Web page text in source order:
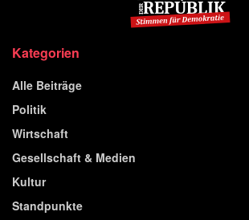
Kategorien
Alle Beiträge
Politik
Wirtschaft
Gesellschaft & Medien
Kultur
Standpunkte